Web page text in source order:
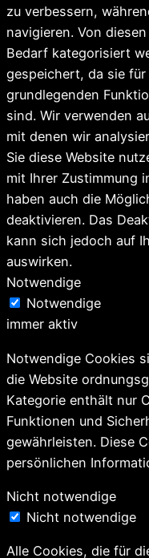
zu verbessern,
navigieren. Von
Bedarf kategorisiert
gespeichert, da sie
grundlegenden
sind. Wir verwenden
mit denen wir
Sie diese Website
mit Ihrer Zustimmung
haben auch die
deaktivieren. Das
kann sich jedoch auf
auswirken.
Notwendige
Notwendige
immer aktiv
Notwendige Cookies
die Website
Kategorie enthält nur
Funktionen und
gewährleisten. Diese
persönlichen
Nicht notwendige
Nicht notwendige
Alle Cookies, die für